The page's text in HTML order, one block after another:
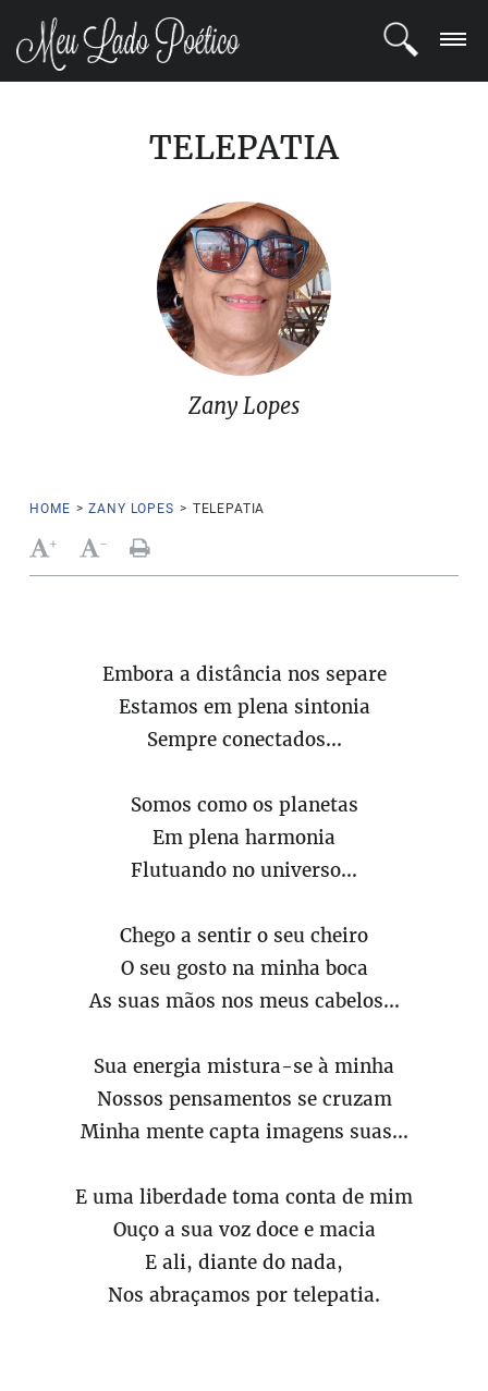
TELEPATIA
Zany Lopes
HOME > ZANY LOPES > TELEPATIA
+ -
Embora a distância nos separe
Estamos em plena sintonia
Sempre conectados...
Somos como os planetas
Em plena harmonia
Flutuando no universo...
Chego a sentir o seu cheiro
O seu gosto na minha boca
As suas mãos nos meus cabelos...
Sua energia mistura-se à minha
Nossos pensamentos se cruzam
Minha mente capta imagens suas...
E uma liberdade toma conta de mim
Ouço a sua voz doce e macia
E ali, diante do nada,
Nos abraçamos por telepatia.